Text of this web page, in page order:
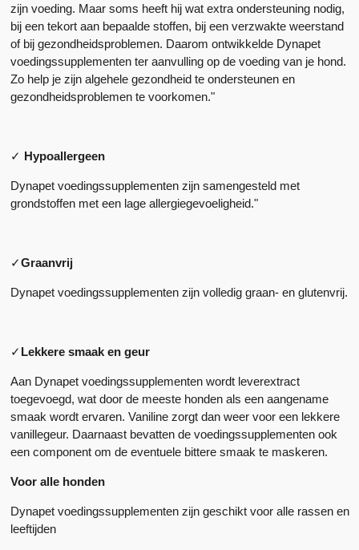
zijn voeding. Maar soms heeft hij wat extra ondersteuning nodig,
bij een tekort aan bepaalde stoffen, bij een verzwakte weerstand
of bij gezondheidsproblemen. Daarom ontwikkelde Dynapet
voedingssupplementen ter aanvulling op de voeding van je hond.
Zo help je zijn algehele gezondheid te ondersteunen en
gezondheidsproblemen te voorkomen."
✓ Hypoallergeen
Dynapet voedingssupplementen zijn samengesteld met
grondstoffen met een lage allergiegevoeligheid."
✓Graanvrij
Dynapet voedingssupplementen zijn volledig graan- en glutenvrij.
✓ Lekkere smaak en geur
Aan Dynapet voedingssupplementen wordt leverextract
toegevoegd, wat door de meeste honden als een aangename
smaak wordt ervaren. Vaniline zorgt dan weer voor een lekkere
vanillegeur. Daarnaast bevatten de voedingssupplementen ook
een component om de eventuele bittere smaak te maskeren.
Voor alle honden
Dynapet voedingssupplementen zijn geschikt voor alle rassen en
leeftijden